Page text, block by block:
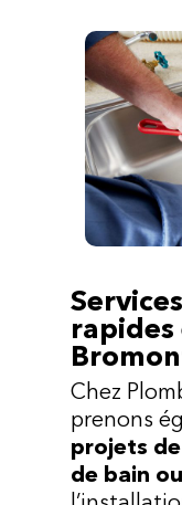
rapides
Chez
prenons
projets
de bain